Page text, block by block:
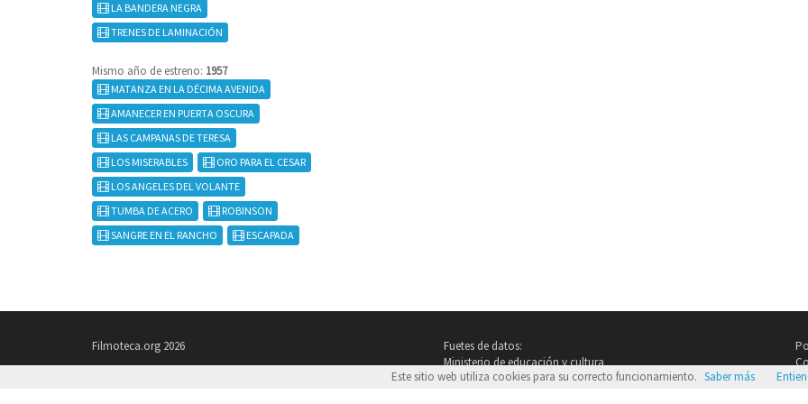
LA BANDERA NEGRA
TRENES DE LAMINACIÓN
Mismo año de estreno: 1957
MATANZA EN LA DÉCIMA AVENIDA
AMANECER EN PUERTA OSCURA
LAS CAMPANAS DE TERESA
LOS MISERABLES
ORO PARA EL CESAR
LOS ANGELES DEL VOLANTE
TUMBA DE ACERO
ROBINSON
SANGRE EN EL RANCHO
ESCAPADA
Filmoteca.org 2026
Fuetes de datos:
Ministerio de educación y cultura
Imdb.com
Este sitio web utiliza cookies para su correcto funcionamiento. Saber más